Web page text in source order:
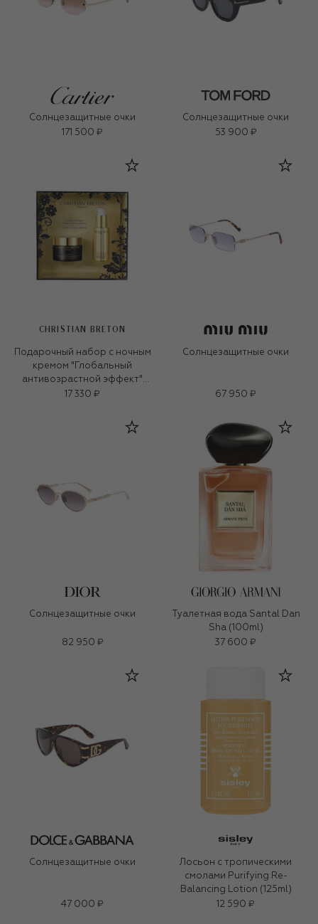
Солнцезащитные очки
171 500 ₽
Солнцезащитные очки
53 900 ₽
CHRISTIAN BRETON
Подарочный набор с ночным
кремом "Глобальный
антивозрастной эффект"
(30+50ml)
17 330 ₽
Солнцезащитные очки
67 950 ₽
Солнцезащитные очки
82 950 ₽
Туалетная вода Santal Dan
Sha (100ml)
37 600 ₽
Солнцезащитные очки
47 000 ₽
Лосьон с тропическими
смолами Purifying Re-
Balancing Lotion (125ml)
12 590 ₽